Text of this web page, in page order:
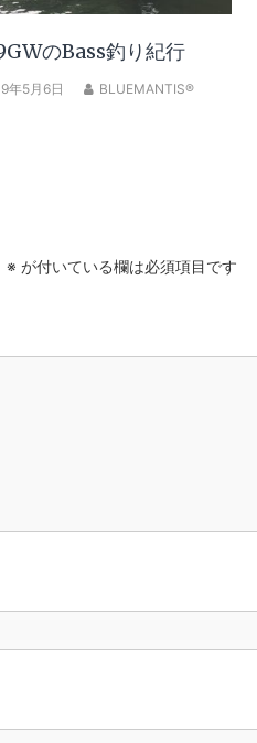
のBass釣り紀行
年5月6日 BLUEMANTIS®
※ が付いている欄は必須項目です